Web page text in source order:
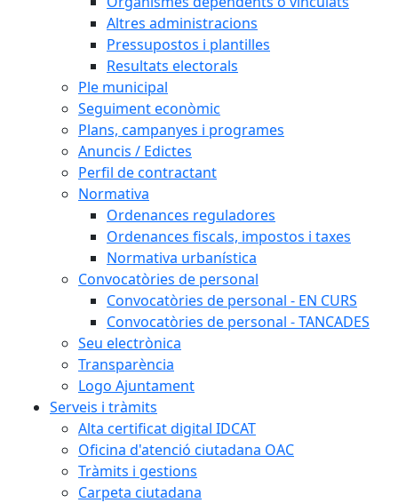
Altres administracions
Pressupostos i plantilles
Resultats electorals
Ple municipal
Seguiment econòmic
Plans, campanyes i programes
Anuncis / Edictes
Perfil de contractant
Normativa
Ordenances reguladores
Ordenances fiscals, impostos i taxes
Normativa urbanística
Convocatòries de personal
Convocatòries de personal - EN CURS
Convocatòries de personal - TANCADES
Seu electrònica
Transparència
Logo Ajuntament
Serveis i tràmits
Alta certificat digital IDCAT
Oficina d'atenció ciutadana OAC
Tràmits i gestions
Carpeta ciutadana